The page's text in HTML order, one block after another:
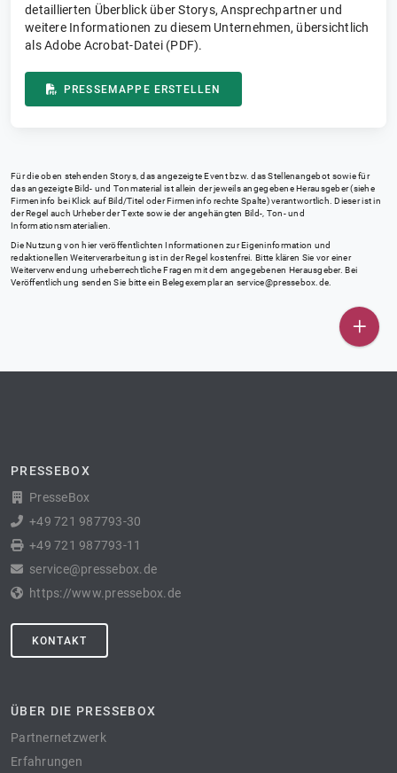
detaillierten Überblick über Storys, Ansprechpartner und
weitere Informationen zu diesem Unternehmen, übersichtlich
als Adobe Acrobat-Datei (PDF).
PRESSEMAPPE ERSTELLEN
Für die oben stehenden Storys, das angezeigte Event bzw. das Stellenangebot sowie für
das angezeigte Bild- und Tonmaterial ist allein der jeweils angegebene Herausgeber (siehe
Firmeninfo bei Klick auf Bild/Titel oder Firmeninfo rechte Spalte) verantwortlich. Dieser ist in
der Regel auch Urheber der Texte sowie der angehängten Bild-, Ton- und
Informationsmaterialien.
Die Nutzung von hier veröffentlichten Informationen zur Eigeninformation und
redaktionellen Weiterverarbeitung ist in der Regel kostenfrei. Bitte klären Sie vor einer
Weiterverwendung urheberrechtliche Fragen mit dem angegebenen Herausgeber. Bei
Veröffentlichung senden Sie bitte ein Belegexemplar an service@pressebox.de
PRESSEBOX
PresseBox
+49 721 987793-30
+49 721 987793-11
service@pressebox.de
https://www.pressebox.de
KONTAKT
ÜBER DIE PRESSEBOX
Partnernetzwerk
Erfahrungen